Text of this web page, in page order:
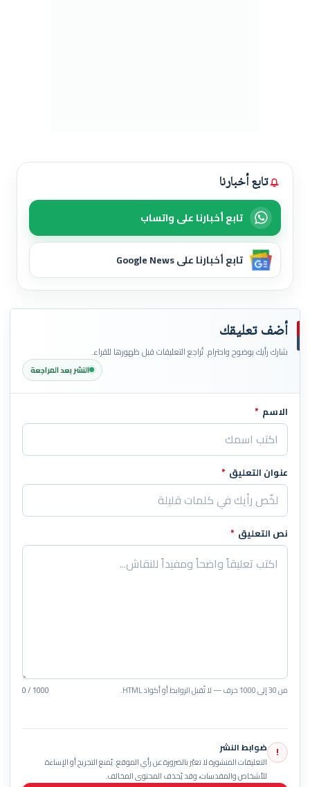
تابع أخبارنا
تابع أخبارنا على واتساب
تابع أخبارنا على Google News
أضف تعليقك
شارك رأيك بوضوح واحترام. تُراجع التعليقات قبل ظهورها للقراء.
النشر بعد المراجعة
اترك هذا الحقل فارغاً
الاسم *
عنوان التعليق *
نص التعليق *
من 30 إلى 1000 حرف — لا تُقبل الروابط أو أكواد HTML. 0 / 1000
! ضوابط النشر
التعليقات المنشورة لا تعبّر بالضرورة عن رأي الموقع. يُمنع التجريح أو الإساءة
للأشخاص والمقدسات، وقد يُحذف المحتوى المخالف.